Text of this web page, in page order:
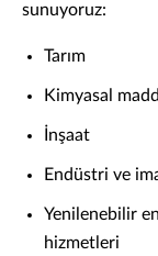
sunuyoruz:
Tarım
Kimyasal
İnşaat
Endüstri ve
Yenilenebilir
hizmetleri